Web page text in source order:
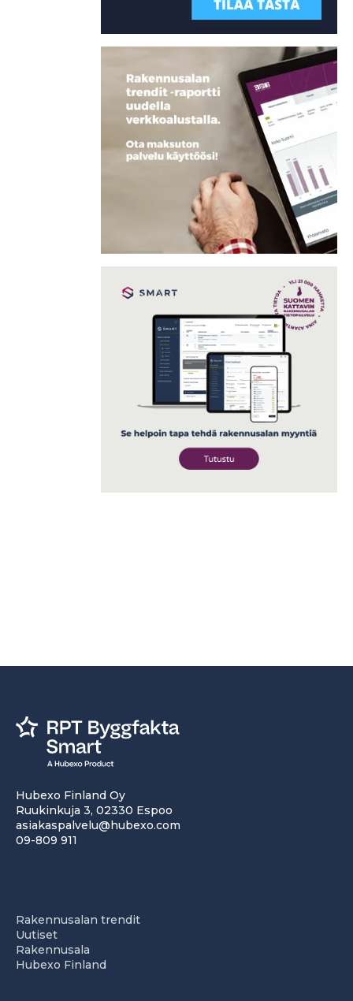
Hubexo Finland Oy
Ruukinkuja 3, 02330 Espoo
asiakaspalvelu@hubexo.com
09-809 911
Rakennusalan trendit
Uutiset
Rakennusala
Hubexo Finland